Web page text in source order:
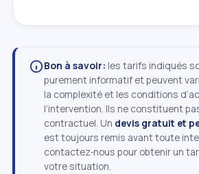
Bon à savoir: les tarifs indiqués
purement informatif et peuvent
la complexité et les conditions
l’intervention. Ils ne constituent
contractuel. Un devis gratuit et
est toujours remis avant toute
contactez‑nous pour obtenir un
votre situation.